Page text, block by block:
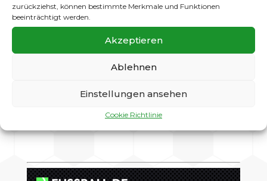
zurückziehst, können bestimmte Merkmale und Funktionen
beeinträchtigt werden.
Akzeptieren
Ablehnen
Einstellungen ansehen
Cookie Richtlinie